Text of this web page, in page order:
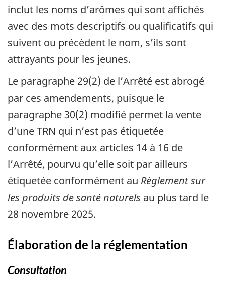
inclut les noms d’arômes qui sont affichés
avec des mots descriptifs ou qualificatifs qui
suivent ou précèdent le nom, s’ils sont
attrayants pour les jeunes.
Le paragraphe 29(2) de l’Arrêté est abrogé
par ces amendements, puisque le
paragraphe 30(2) modifié permet la vente
d’une TRN qui n’est pas étiquetée
conformément aux articles 14 à 16 de
l’Arrêté, pourvu qu’elle soit par ailleurs
étiquetée conformément au Règlement sur
les produits de santé naturels au plus tard le
28 novembre 2025.
Élaboration de la réglementation
Consultation